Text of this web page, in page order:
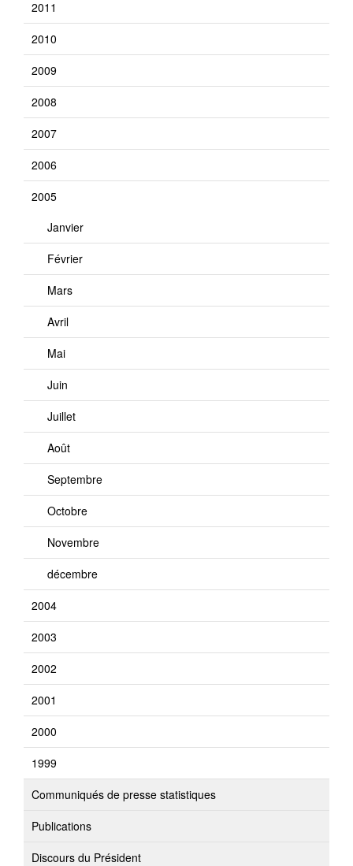
2011
2010
2009
2008
2007
2006
2005
Janvier
Février
Mars
Avril
Mai
Juin
Juillet
Août
Septembre
Octobre
Novembre
décembre
2004
2003
2002
2001
2000
1999
Communiqués de presse statistiques
Publications
Discours du Président